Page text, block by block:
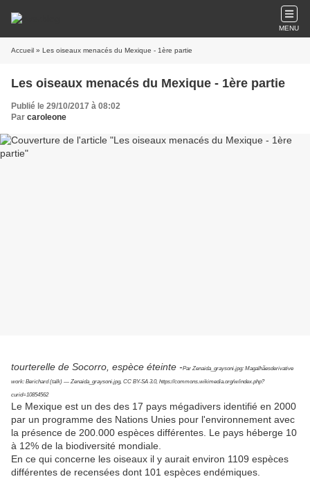
MENU
Accueil » Les oiseaux menacés du Mexique - 1ère partie
Les oiseaux menacés du Mexique - 1ère partie
Publié le 29/10/2017 à 08:02
Par caroleone
tourterelle de Socorro, espèce éteinte -Par Zenaida_graysoni.jpg: Magalhãesderivative
work: Berichard (talk) — Zenaida_graysoni.jpg, CC BY-SA 3.0, https://commons.wikimedia.org/w/index.php?
curid=10854562
Le Mexique est un des des 17 pays mégadivers identifié en 2000
par un programme des Nations Unies pour l'environnement avec
la présence de 200.000 espèces différentes. Le pays héberge 10
à 12% de la biodiversité mondiale.
En ce qui concerne les oiseaux il y aurait environ 1109 espèces
différentes de recensées dont 101 espèces endémiques.